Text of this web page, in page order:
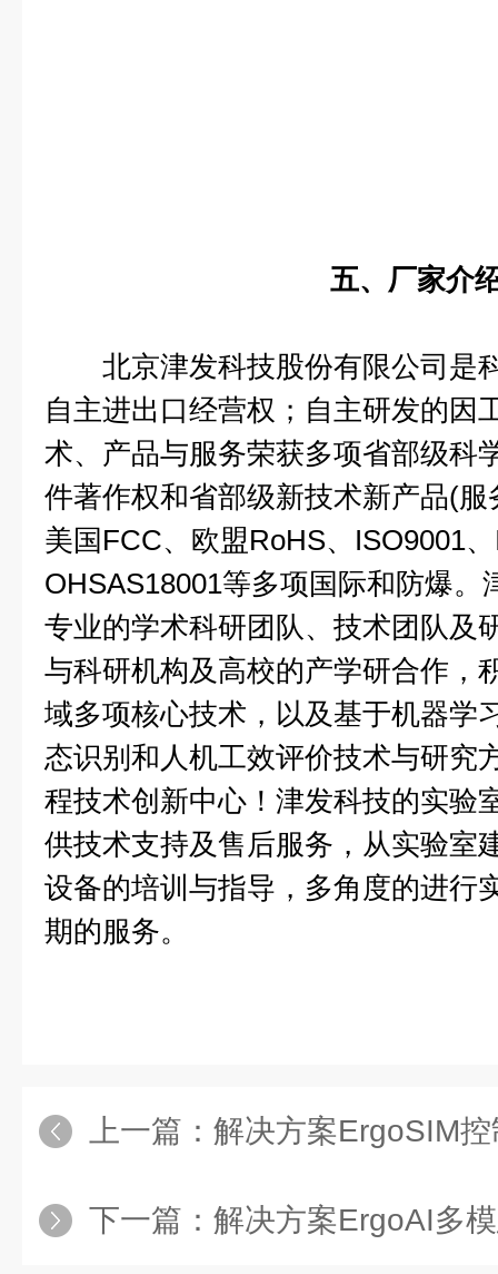
五、厂家介
北京津发科技股份有限公司是
自主进出口经营权；自主研发的因
术、产品与服务荣获多项省部级科
件著作权和省部级新技术新产品(
美国FCC、欧盟RoHS、ISO9001
OHSAS18001等多项国际和防爆。
专业的学术科研团队、技术团队及
与科研机构及高校的产学研合作，
域多项核心技术，以及基于机器学
态识别和人机工效评价技术与研究
程技术创新中心！津发科技的实验
供技术支持及售后服务，从实验室
设备的培训与指导，多角度的进行
期的服务。
上一篇： 解决方案ErgoSIM控制室
下一篇： 解决方案ErgoAI多模态